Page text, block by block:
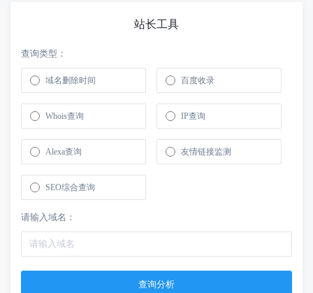
站长工具
查询类型：
域名删除时间 百度收录
Whois查询 IP查询
Alexa查询 友情链接监测
SEO综合查询
请输入域名：